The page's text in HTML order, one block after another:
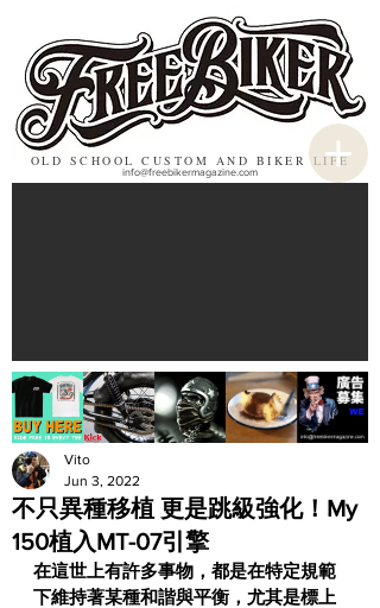
OLD SCHOOL CUSTOM AND BIKER LIFE
info@freebikermagazine.com
不只異種移植 更是跳級強化！My
150植入MT-07引擎
Vito
Jun 3, 2022
在這世上有許多事物，都是在特定規範
下維持著某種和諧與平衡，尤其是標上